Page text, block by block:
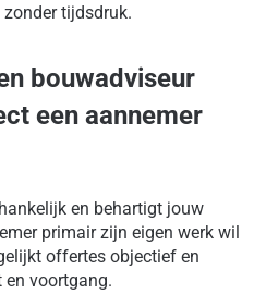
tijdsdruk.
bouwadviseur
een aannemer
en behartigt jouw
primair zijn eigen werk wil
offertes objectief en
voortgang.